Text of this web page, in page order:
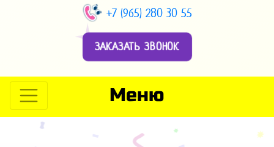
+7 (965) 280 30 55
ЗАКАЗАТЬ ЗВОНОК
Меню